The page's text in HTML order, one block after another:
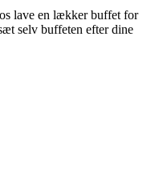
lave en lækker buffet for
selv buffeten efter dine